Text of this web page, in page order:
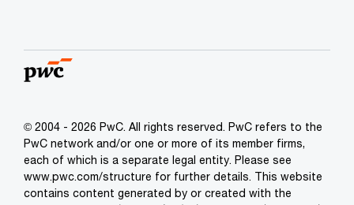
© 2004 - 2026 PwC. All rights reserved. PwC refers to the
PwC network and/or one or more of its member firms,
each of which is a separate legal entity. Please see
www.pwc.com/structure for further details. This website
contains content generated by or created with the